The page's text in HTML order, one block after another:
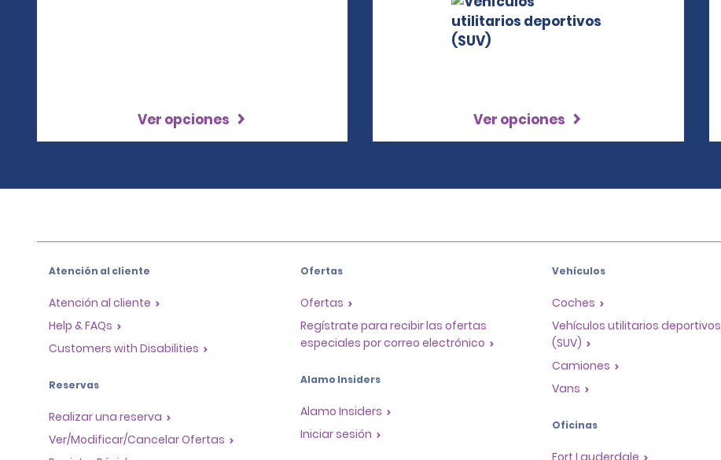
Ver opciones Ver opciones
Atención al cliente
Atención al cliente
Help & FAQs
Customers with Disabilities
Reservas
Realizar una reserva
Ver/Modificar/Cancelar Ofertas
Ofertas
Ofertas
Regístrate para recibir las ofertas
especiales por correo electrónico
Alamo Insiders
Alamo Insiders
Iniciar sesión
Vehículos
Coches
Vehículos utilitarios deportivos
(SUV)
Camiones
Vans
Oficinas
Fort Lauderdale